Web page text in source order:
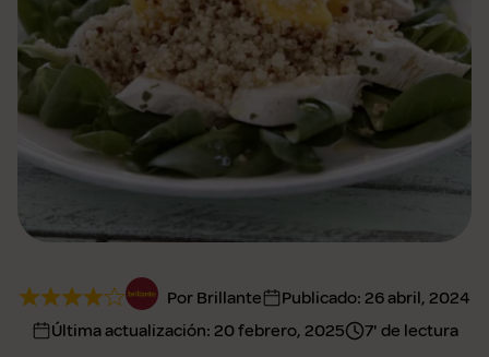
Por Brillante Publicado: 26 abril, 2024
Última actualización: 20 febrero, 2025 7' de lectura